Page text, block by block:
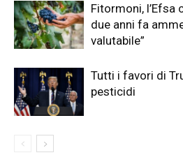
Fitormoni, l’Efsa
due anni fa
valutabile”
Tutti i favori di
pesticidi